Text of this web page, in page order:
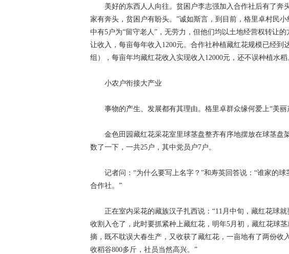
美好的东西人人向往。贫困户李志强加入合作社后有了奔
家有奔头，贫困户有盼头。”诚如斯言，到目前，格里卓村民
中有5户为“留守老人”，无劳力，但他们均以土地经营权转让
让收入，每亩每年收入1200元。合作社种植藏红花规模已经到
组），每亩年均藏红花收入实现收入12000元，还不误种植水稻
小农户衔接大产业
事物的产生、发展都有其理由。格里卓群众缘何爱上“美丽
金色田园藏红花采花室里球茎盘整齐有序地摆放在球茎盘
数了一下，一共25户，其中党员户7户。
记者问：“为什么要写上名字？”和寿英回答说：“谁家的
合作社。”
正在室内采花的藏族汉子扎西说：“11月中旬，藏红花球
收割入仓了，此时要抓紧种上藏红花，明年5月初，藏红花球
摘，既不耽误大春生产，又收获了藏红花，一亩地有了两份收
收稻谷800多斤，社员当然高兴。”